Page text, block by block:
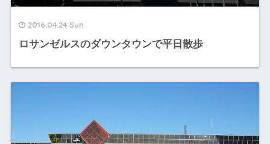
2016.04.24 Sun
ロサンゼルスのダウンタウンで平日散歩